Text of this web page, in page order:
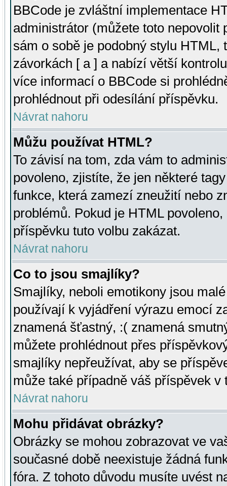
BBCode je zvláštní implementace
administrátor (můžete toto
sám o sobě je podobný stylu HTML,
závorkách [ a ] a nabízí větší
více informací o BBCode si
prohlédnout při odesílání příspěvku.
Návrat nahoru
Můžu používat HTML?
To závisí na tom, zda vám to
povoleno, zjistíte, že jen některé
funkce, která zamezí zneužití nebo
problémů. Pokud je HTML
příspěvku tuto volbu zakázat.
Návrat nahoru
Co to jsou smajlíky?
Smajlíky, neboli emotikony jsou
používají k vyjádření výrazu emocí
znamená šťastný, :( znamená
můžete prohlédnout přes
smajlíky nepřeužívat, aby se
může také případně váš příspěvek v
Návrat nahoru
Mohu přidávat obrázky?
Obrázky se mohou zobrazovat ve
současné době neexistuje žádná
fóra. Z tohoto důvodu musíte uvést